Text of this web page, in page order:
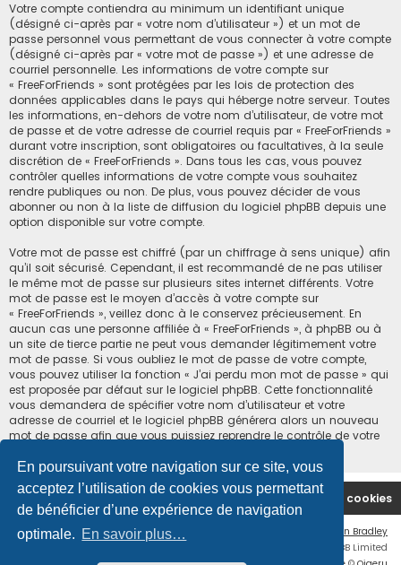
En poursuivant votre navigation sur ce site, vous
acceptez l’utilisation de cookies vous permettant
de bénéficier d’une expérience de navigation
optimale. En savoir plus…
Votre compte contiendra au minimum un identifiant unique
(désigné ci-après par « votre nom d’utilisateur ») et un mot de
passe personnel vous permettant de vous connecter à votre compte
(désigné ci-après par « votre mot de passe ») et une adresse de
courriel personnelle. Les informations de votre compte sur
« FreeForFriends » sont protégées par les lois de protection des
données applicables dans le pays qui héberge notre serveur. Toutes
les informations, en-dehors de votre nom d’utilisateur, de votre mot
de passe et de votre adresse de courriel requis par « FreeForFriends »
durant votre inscription, sont obligatoires ou facultatives, à la seule
discrétion de « FreeForFriends ». Dans tous les cas, vous pouvez
contrôler quelles informations de votre compte vous souhaitez
rendre publiques ou non. De plus, vous pouvez décider de vous
abonner ou non à la liste de diffusion du logiciel phpBB depuis une
option disponible sur votre compte.
Votre mot de passe est chiffré (par un chiffrage à sens unique) afin
qu’il soit sécurisé. Cependant, il est recommandé de ne pas utiliser
le même mot de passe sur plusieurs sites internet différents. Votre
mot de passe est le moyen d’accès à votre compte sur
« FreeForFriends », veillez donc à le conservez précieusement. En
aucun cas une personne affiliée à « FreeForFriends », à phpBB ou à
un site de tierce partie ne peut vous demander légitimement votre
mot de passe. Si vous oubliez le mot de passe de votre compte,
vous pouvez utiliser la fonction « J’ai perdu mon mot de passe » qui
est proposée par défaut sur le logiciel phpBB. Cette fonctionnalité
vous demandera de spécifier votre nom d’utilisateur et votre
adresse de courriel et le logiciel phpBB générera alors un nouveau
mot de passe afin que vous puissiez reprendre le contrôle de votre
Accueil du forum Supprimer les cookies
Ian Bradley
® Forum Software © phpBB Limited